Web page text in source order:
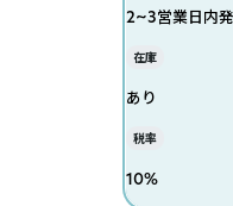
2~3営業日内
在庫
あり
税率
10%